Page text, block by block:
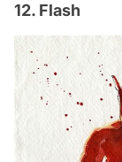
12. Flash